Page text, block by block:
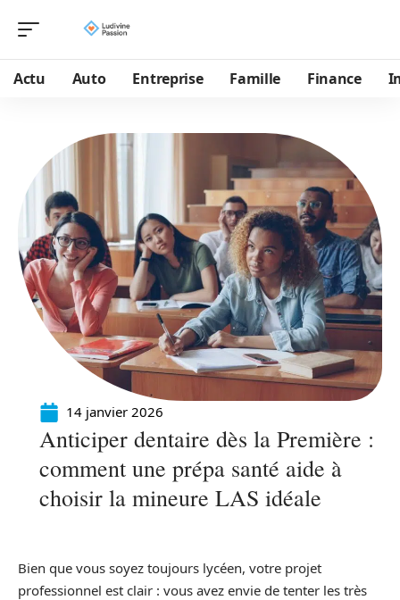
Actu Auto Entreprise Famille Finance
14 janvier 2026
Anticiper dentaire dès la Première :
comment une prépa santé aide à
choisir la mineure LAS idéale
Bien que vous soyez toujours lycéen, votre projet
professionnel est clair : vous avez envie de tenter les très